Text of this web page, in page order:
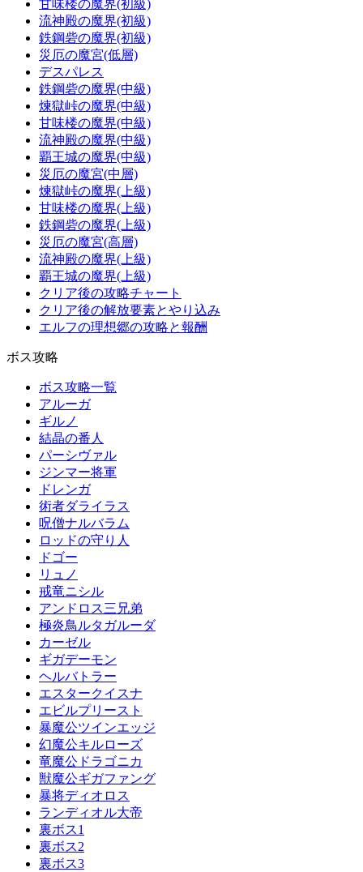
甘味楼の魔界(初級)
流神殿の魔界(初級)
鉄鋼砦の魔界(初級)
災厄の魔宮(低層)
デスパレス
鉄鋼砦の魔界(中級)
煉獄峠の魔界(中級)
甘味楼の魔界(中級)
流神殿の魔界(中級)
覇王城の魔界(中級)
災厄の魔宮(中層)
煉獄峠の魔界(上級)
甘味楼の魔界(上級)
鉄鋼砦の魔界(上級)
災厄の魔宮(高層)
流神殿の魔界(上級)
覇王城の魔界(上級)
クリア後の攻略チャート
クリア後の解放要素とやり込み
エルフの理想郷の攻略と報酬
ボス攻略
ボス攻略一覧
アルーガ
ギルノ
結晶の番人
パーシヴァル
ジンマー将軍
ドレンガ
術者ダライラス
呪僧ナルバラム
ロッドの守り人
ドゴー
リュノ
戒竜ニシル
アンドロス三兄弟
極炎鳥ルタガルーダ
カーゼル
ギガデーモン
ヘルバトラー
エスタークイスナ
エビルプリースト
暴魔公ツインエッジ
幻魔公キルローズ
竜魔公ドラゴニカ
獣魔公ギガファング
暴将ディオロス
ランディオル大帝
裏ボス1
裏ボス2
裏ボス3